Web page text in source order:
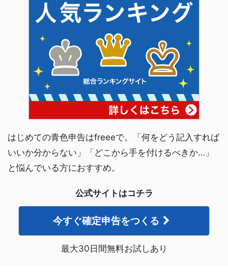
はじめての青色申告はfreeeで。「何をどう記入すれば
いいか分からない」「どこから手を付けるべきか…」
と悩んでいる方におすすめ。
公式サイトはコチラ
今すぐ確定申告をつくる
最大30日間無料お試しあり